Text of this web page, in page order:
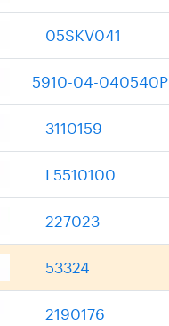
05SKV041
5910-04-040540P
3110159
L5510100
227023
53324
2190176